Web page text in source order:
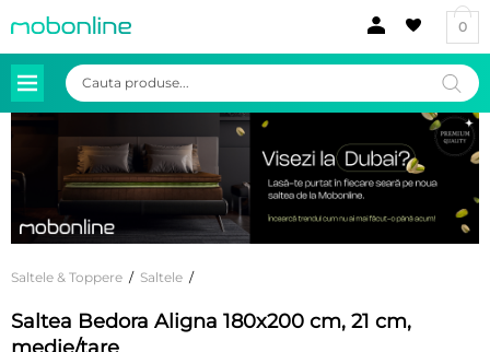
0
Products
search
Saltele & Toppere / Saltele /
Saltea Bedora Aligna 180x200 cm, 21 cm,